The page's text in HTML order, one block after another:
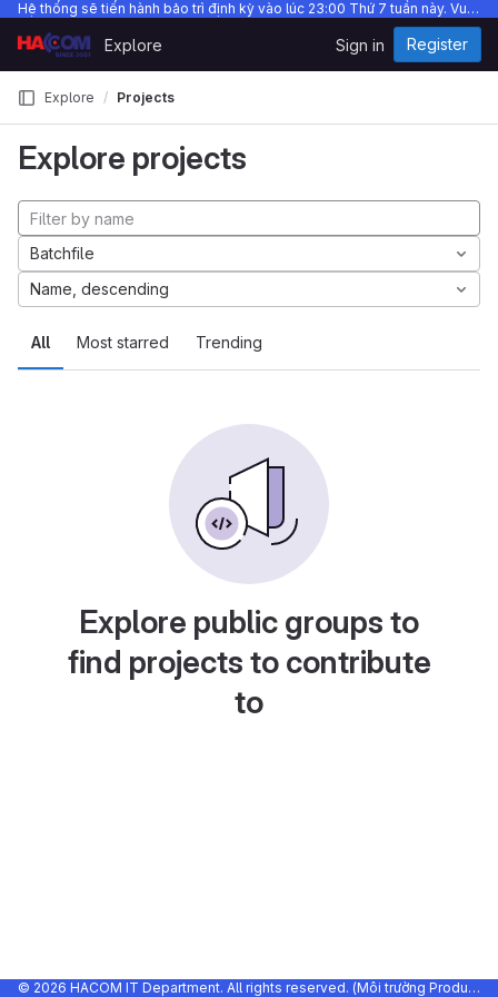
Hệ thống sẽ tiến hành bảo trì định kỳ vào lúc 23:00 Thứ 7 tuần này. Vui lòng không push code trong thời gian này.
Skip to content
GitLab
Explore Sign in Register
Explore Projects
Explore projects
All Most starred Trending
Batchfile
Name, descending
Explore public groups to
find projects to contribute
to
© 2026 HACOM IT Department. All rights reserved. (Môi trường Production)